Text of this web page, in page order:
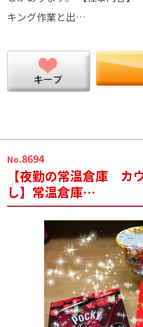
キング作業と出…
No.8694
【夜勤の常温倉庫 カ
し】常温倉庫…